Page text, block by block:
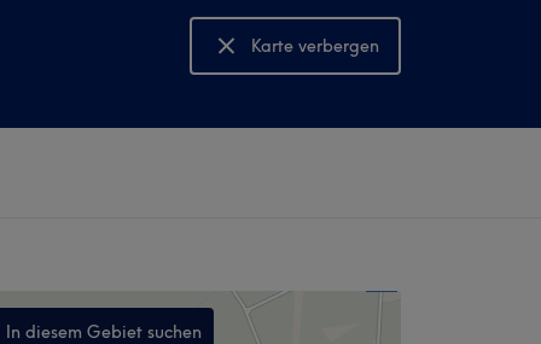
Karte verbergen
Karte anzeigen
In diesem Gebiet suchen